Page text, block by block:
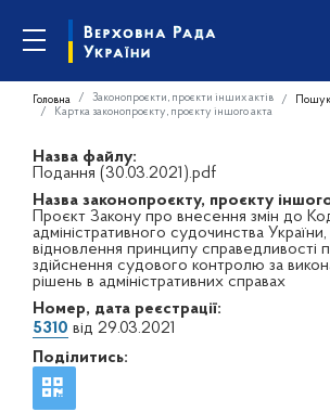
Головна Законопроєкти, проєкти інших актів
Картка законопроєкту, проєкту іншого акта
Назва файлу:
Подання (30.03.2021).pdf
Назва законопроєкту, проєкту
Проєкт Закону про внесення змін до
адміністративного судочинства
відновлення принципу справедливості
здійснення судового контролю за
рішень в адміністративних справах
Номер, дата реєстрації:
5310 від 29.03.2021
Поділитись: